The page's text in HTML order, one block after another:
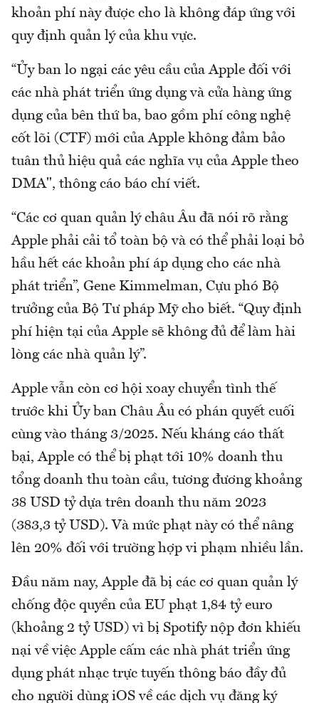
khoản phí này được cho là không đáp ứng với
quy định quản lý của khu vực.
“Ủy ban lo ngại các yêu cầu của Apple đối với
các nhà phát triển ứng dụng và cửa hàng ứng
dụng của bên thứ ba, bao gồm phí công nghệ
cốt lõi (CTF) mới của Apple không đảm bảo
tuân thủ hiệu quả các nghĩa vụ của Apple theo
DMA", thông cáo báo chí viết.
“Các cơ quan quản lý châu Âu đã nói rõ rằng
Apple phải cải tổ toàn bộ và có thể phải loại bỏ
hầu hết các khoản phí áp dụng cho các nhà
phát triển”, Gene Kimmelman, Cựu phó Bộ
trưởng của Bộ Tư pháp Mỹ cho biết. “Quy định
phí hiện tại của Apple sẽ không đủ để làm hài
lòng các nhà quản lý”.
Apple vẫn còn cơ hội xoay chuyển tình thế
trước khi Ủy ban Châu Âu có phán quyết cuối
cùng vào tháng 3/2025. Nếu kháng cáo thất
bại, Apple có thể bị phạt tới 10% doanh thu
tổng doanh thu toàn cầu, tương đương khoảng
38 USD tỷ dựa trên doanh thu năm 2023
(383,3 tỷ USD). Và mức phạt này có thể nâng
lên 20% đối với trường hợp vi phạm nhiều lần.
Đầu năm nay, Apple đã bị các cơ quan quản lý
chống độc quyền của EU phạt 1,84 tỷ euro
(khoảng 2 tỷ USD) vì bị Spotify nộp đơn khiếu
nại về việc Apple cấm các nhà phát triển ứng
dụng phát nhạc trực tuyến thông báo đầy đủ
cho người dùng iOS về các dịch vụ đăng ký